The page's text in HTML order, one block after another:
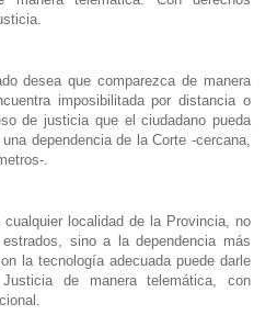
desea que comparezca de manera
imposibilitada por distancia o
de justicia que el ciudadano pueda
dependencia de la Corte -cercana,
.
localidad de la Provincia, no
sino a la dependencia más
la tecnología adecuada puede darle
de manera telemática, con